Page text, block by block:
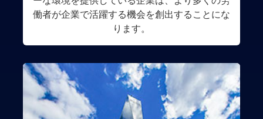
働者が企業で活躍する機会を創出することにな
ります。